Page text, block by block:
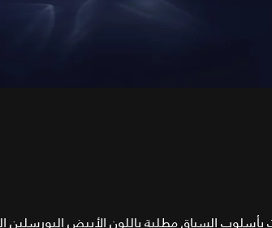
بأسلوب السباق مطلية باللون الأبيض البورسلين